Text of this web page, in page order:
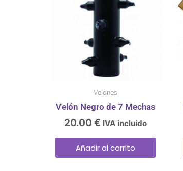
Velones
Velón Negro de 7 Mechas
20.00 € IVA incluido
Añadir al carrito